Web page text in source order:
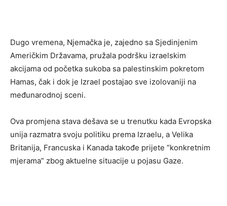
Dugo vremena, Njemačka je, zajedno sa Sjedinjenim
Američkim Državama, pružala podršku izraelskim
akcijama od početka sukoba sa palestinskim pokretom
Hamas, čak i dok je Izrael postajao sve izolovaniji na
međunarodnoj sceni.
Ova promjena stava dešava se u trenutku kada Evropska
unija razmatra svoju politiku prema Izraelu, a Velika
Britanija, Francuska i Kanada takođe prijete “konkretnim
mjerama” zbog aktuelne situacije u pojasu Gaze.